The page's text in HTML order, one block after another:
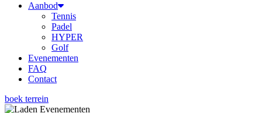
Aanbod
Tennis
Padel
HYPER
Golf
Evenementen
FAQ
Contact
boek terrein